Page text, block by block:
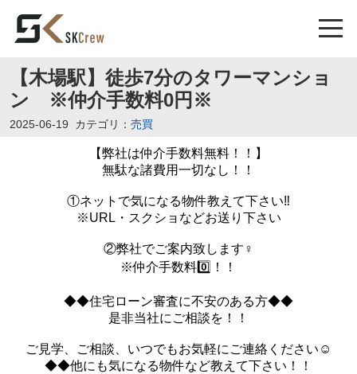
【木場駅】徒歩7分のタワーマンショ
ン ※仲介手数料0円※
2025-06-19 カテゴリ： 売買
【弊社は仲介手数料無料！！】
無駄な諸費用一切なし！！
①ネットで気になる物件教えて下さい‼️
※URL・スクショなどお送り下さい
②弊社でご案内致します‍♀️
※仲介手数料0️⃣！！
◆◆住宅ローン審査に不安のある方◆◆
是非当社にご相談を！！
ご見学、ご相談、いつでもお気軽にご連絡ください☺️
◆◆他にも気になる物件など教えて下さい！！